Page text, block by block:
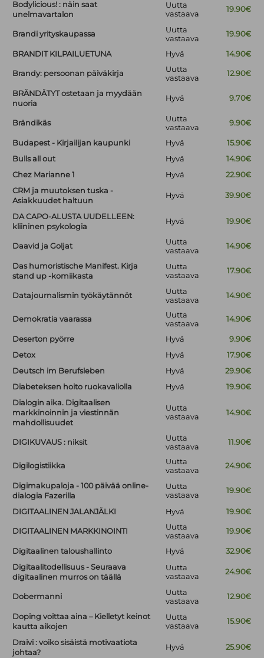
Bodylicious! : näin saat
unelmavartalon
Uutta
vastaava
19.90€
Brandi yrityskaupassa
Uutta
vastaava
19.90€
BRANDIT KILPAILUETUNA Hyvä 14.90€
Brandy: persoonan päiväkirja
Uutta
vastaava
12.90€
BRÄNDÄTYT ostetaan ja myydään
nuoria
Hyvä 9.70€
Brändikäs
Uutta
vastaava
9.90€
Budapest - Kirjailijan kaupunki Hyvä
15.90€
Bulls all out
Hyvä
14.90€
Chez Marianne 1
Hyvä
22.90€
CRM ja muutoksen tuska -
Asiakkuudet haltuun
Hyvä 39.90€
DA CAPO-ALUSTA UUDELLEEN:
kliininen psykologia
Hyvä 19.90€
Daavid ja Goljat
Uutta
vastaava
14.90€
Das humoristische Manifest. Kirja
stand up -komiikasta
Uutta
vastaava
17.90€
Datajournalismin työkäytännöt
Uutta
vastaava
14.90€
Demokratia vaarassa
Uutta
vastaava
14.90€
Deserton pyörre Hyvä
9.90€
Detox
Hyvä
17.90€
Deutsch im Berufsleben
Hyvä
29.90€
Diabeteksen hoito ruokavaliolla
Hyvä
19.90€
Dialogin aika. Digitaalisen
markkinoinnin ja viestinnän
mahdollisuudet
Uutta
vastaava
14.90€
DIGIKUVAUS : niksit
Uutta
vastaava
11.90€
Digilogistiikka
Uutta
vastaava
24.90€
Digimakupaloja - 100 päivää online-
dialogia Fazerilla
Uutta
vastaava
19.90€
DIGITAALINEN JALANJÄLKI Hyvä 19.90€
DIGITAALINEN MARKKINOINTI
Uutta
vastaava
19.90€
Digitaalinen taloushallinto Hyvä
32.90€
Digitaalitodellisuus - Seuraava
digitaalinen murros on täällä
Uutta
vastaava
24.90€
Dobermanni
Uutta
vastaava
12.90€
Doping voittaa aina – Kielletyt keinot
kautta aikojen
Uutta
vastaava
15.90€
Draivi : voiko sisäistä motivaatiota
johtaa?
Hyvä 25.90€